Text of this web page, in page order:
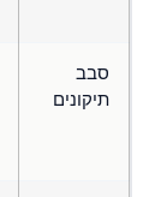
סבב
תיקונים